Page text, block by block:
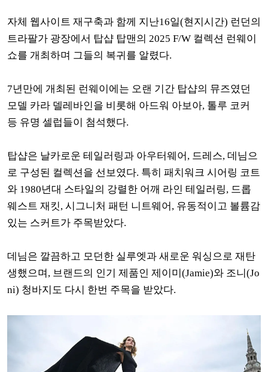
자체 웹사이트 재구축과 함께 지난16일(현지시간) 런던의
트라팔가 광장에서 탑샵 탑맨의 2025 F/W 컬렉션 런웨이
쇼를 개최하며 그들의 복귀를 알렸다.
7년만에 개최된 런웨이에는 오랜 기간 탑샵의 뮤즈였던
모델 카라 델레바인을 비롯해 아드워 아보아, 톨루 코커
등 유명 셀럽들이 첨석했다.
탑샵은 날카로운 테일러링과 아우터웨어, 드레스, 데님으
로 구성된 컬렉션을 선보였다. 특히 패치워크 시어링 코트
와 1980년대 스타일의 강렬한 어깨 라인 테일러링, 드롭
웨스트 재킷, 시그니처 패턴 니트웨어, 유동적이고 볼륨감
있는 스커트가 주목받았다.
데님은 깔끔하고 모던한 실루엣과 새로운 워싱으로 재탄
생했으며, 브랜드의 인기 제품인 제이미(Jamie)와 조니(Jo
ni) 청바지도 다시 한번 주목을 받았다.